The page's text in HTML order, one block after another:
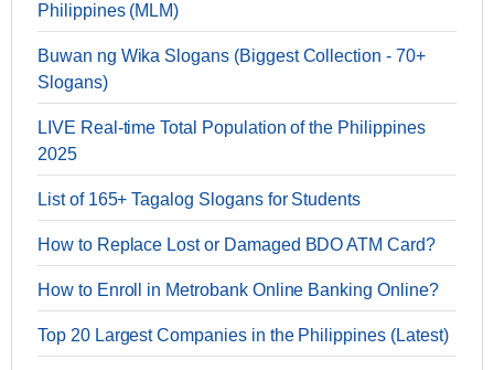
Philippines (MLM)
Buwan ng Wika Slogans (Biggest Collection - 70+
Slogans)
LIVE Real-time Total Population of the Philippines
2025
List of 165+ Tagalog Slogans for Students
How to Replace Lost or Damaged BDO ATM Card?
How to Enroll in Metrobank Online Banking Online?
Top 20 Largest Companies in the Philippines (Latest)